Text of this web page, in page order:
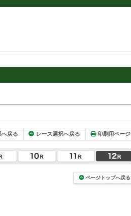
へ戻る レース選択へ戻る 印刷用ページ
ページトップへ戻る